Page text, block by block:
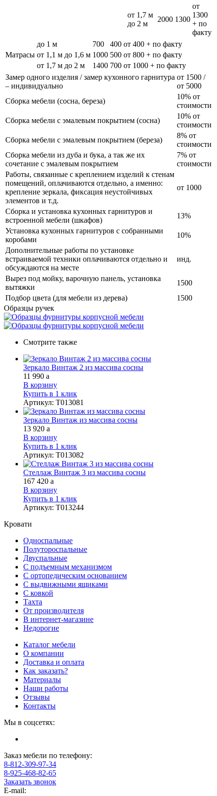
от 1,7 м
до 2 м
2000 1300
от
1300
+ по
факту
Матрасы
до 1 м 700 400 от 400 + по факту
от 1,1 м до 1,6 м 1000 500 от 800 + по факту
от 1,7 м до 2 м
1400 700 от 1000 + по факту
Замер одного изделия / замер кухонного гарнитура
– индивидуально
от 1500 /
от 5000
Сборка мебели (сосна, береза)
10% от
стоимости
Сборка мебели с эмалевым покрытием (сосна)
10% от
стоимости
Сборка мебели с эмалевым покрытием (береза)
8% от
стоимости
Сборка мебели из дуба и бука, а так же их
сочетание с эмалевым покрытием
7% от
стоимости
Работы, связанные с креплением изделий к стенам
помещений, оплачиваются отдельно, а именно:
крепление зеркала, фиксация неустойчивых
элементов и т.д.
от 1000
Сборка и установка кухонных гарнитуров и
встроенной мебели (шкафов)
13%
Установка кухонных гарнитуров с собранными
коробами
10%
Дополнительные работы по установке
встраиваемой техники оплачиваются отдельно и
обсуждаются на месте
инд.
Вырез под мойку, варочную панель, установка
вытяжки
1500
Подбор цвета (для мебели из дерева)
1500
Образцы ручек
Смотрите также
Зеркало Винтаж 2 из массива сосны
11 990 a
В корзину
Купить в 1 клик
Артикул: Т013081
Зеркало Винтаж из массива сосны
13 920 a
В корзину
Купить в 1 клик
Артикул: Т013082
Стеллаж Винтаж 3 из массива сосны
167 420 a
В корзину
Купить в 1 клик
Артикул: Т013244
Кровати
Односпальные
Полутороспальные
Двуспальные
С подъемным механизмом
С ортопедическим основанием
С выдвижными ящиками
С ковкой
Тахта
От производителя
В интернет-магазине
Недорогие
Каталог мебели
О компании
Доставка и оплата
Как заказать?
Материалы
Наши работы
Отзывы
Контакты
Мы в соцсетях:
Заказ мебели по телефону:
8-812-309-97-34
8-925-468-82-65
Заказать звонок
E-mail: